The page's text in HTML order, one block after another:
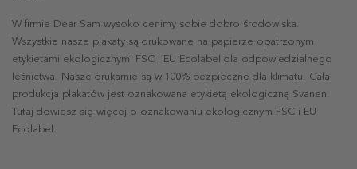
W firmie Dear Sam wysoko cenimy sobie dobro środowiska.
Wszystkie nasze plakaty są drukowane na papierze opatrzonym
etykietami ekologicznymi FSC i EU Ecolabel dla odpowiedzialnego
leśnictwa. Nasze drukarnie są w 100% bezpieczne dla klimatu. Cała
produkcja plakatów jest oznakowana etykietą ekologiczną Svanen.
Tutaj dowiesz się więcej o oznakowaniu ekologicznym FSC i EU
Ecolabel.